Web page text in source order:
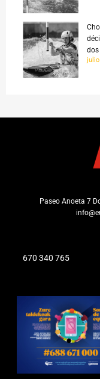
julio
Paseo Anoeta 7
670 340 765